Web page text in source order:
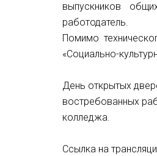
выпускников
работодатель.
Помимо
«Социально-
День открытых
востребованных
колледжа.
Ссылка на